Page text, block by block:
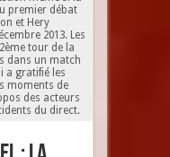
premier débat
et Hery
2013. Les
tour de la
dans un match
a gratifié les
moments de
des acteurs
du direct.